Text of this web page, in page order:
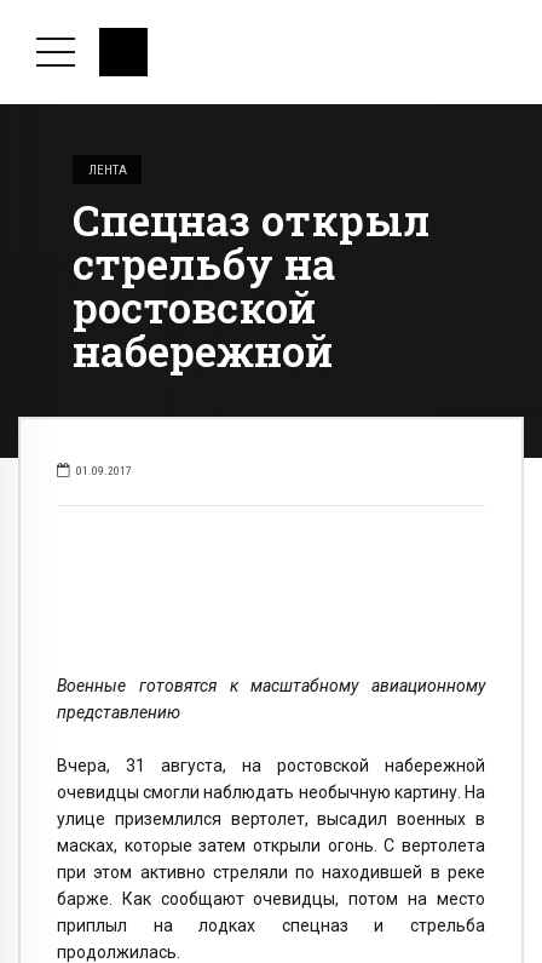
ЛЕНТА
Спецназ открыл
стрельбу на
ростовской
набережной
01.09.2017
Военные готовятся к масштабному авиационному
представлению
Вчера, 31 августа, на ростовской набережной
очевидцы смогли наблюдать необычную картину. На
улице приземлился вертолет, высадил военных в
масках, которые затем открыли огонь. С вертолета
при этом активно стреляли по находившей в реке
барже. Как сообщают очевидцы, потом на место
приплыл на лодках спецназ и стрельба
продолжилась.